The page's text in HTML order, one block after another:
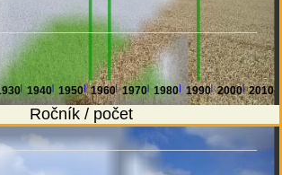
1940 1950 1960 1970 1980 1990 2000 2010
Ročník / počet